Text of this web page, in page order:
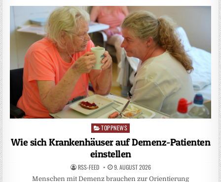
Posted
in
TOPPNEWS
Wie sich Krankenhäuser auf Demenz-Patienten
einstellen
RSS-FEED 9. AUGUST 2026
Menschen mit Demenz brauchen zur Orientierung